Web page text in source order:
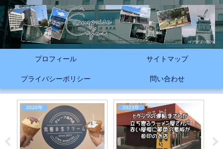
プロフィール サイトマップ
プライバシーポリシー 問い合わせ
2026年 2023年